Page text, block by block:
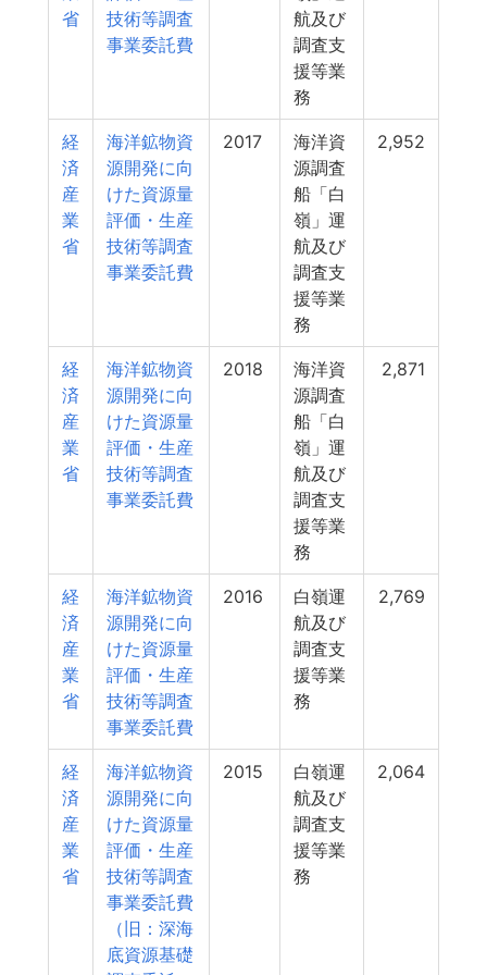
省
技術等調査
事業委託費
航及び
調査支
援等業
務
経
済
産
業
省
海洋鉱物資
源開発に向
けた資源量
評価・生産
技術等調査
事業委託費
2017
海洋資
源調査
船「白
嶺」運
航及び
調査支
援等業
務
2,952
経
済
産
業
省
海洋鉱物資
源開発に向
けた資源量
評価・生産
技術等調査
事業委託費
2018
海洋資
源調査
船「白
嶺」運
航及び
調査支
援等業
務
2,871
経
済
産
業
省
海洋鉱物資
源開発に向
けた資源量
評価・生産
技術等調査
事業委託費
2016
白嶺運
航及び
調査支
援等業
務
2,769
経
済
産
業
省
海洋鉱物資
源開発に向
けた資源量
評価・生産
技術等調査
事業委託費
（旧：深海
底資源基礎
2015
白嶺運
航及び
調査支
援等業
務
2,064